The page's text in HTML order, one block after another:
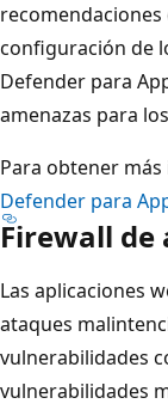
configuración de
Defender para
amenazas para
Para obtener
Defender para
Firewall de
Las aplicaciones
ataques
vulnerabilidades
vulnerabilidades